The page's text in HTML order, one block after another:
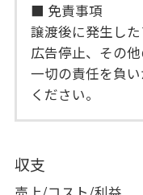
■ 免責事項
譲渡後に発生し
広告停止、その
一切の責任を負
ください。
収支